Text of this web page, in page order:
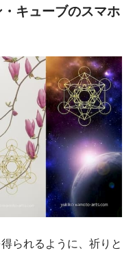
・キューブのスマホ
られるように、祈りと